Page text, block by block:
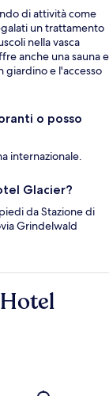
di attività come
un trattamento
nella vasca
anche una sauna e
giardino e l'accesso
o posso
internazionale.
Glacier?
da Stazione di
Grindelwald